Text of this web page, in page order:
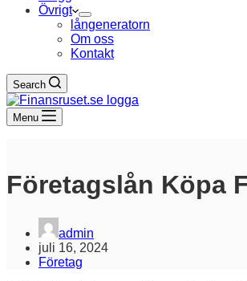
Övrigt
långeneratorn
Om oss
Kontakt
Search
Menu
Företagslån Köpa
admin
juli 16, 2024
Företag